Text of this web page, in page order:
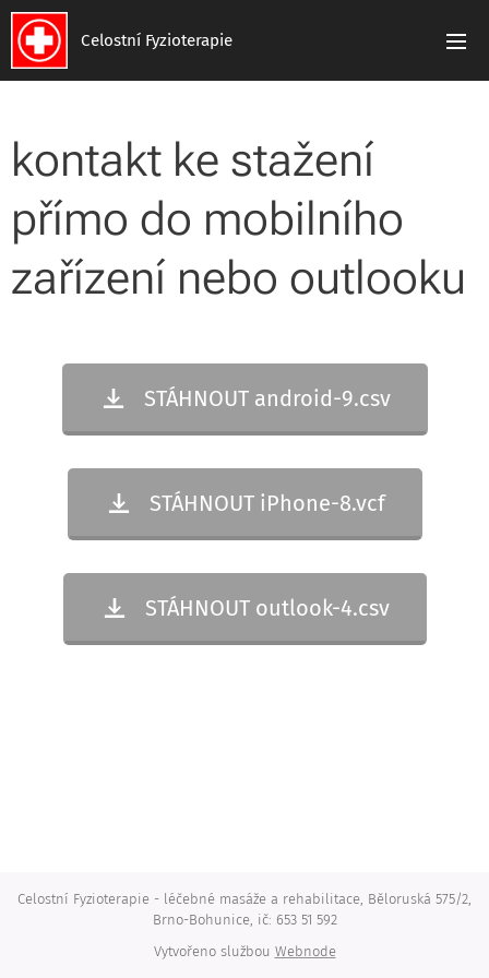
Celostní Fyzioterapie
kontakt ke stažení
přímo do mobilního
zařízení nebo outlooku
STÁHNOUT android-9.csv
STÁHNOUT iPhone-8.vcf
STÁHNOUT outlook-4.csv
Celostní Fyzioterapie - léčebné masáže a rehabilitace, Běloruská 575/2,
Brno-Bohunice, ič: 653 51 592
Vytvořeno službou Webnode